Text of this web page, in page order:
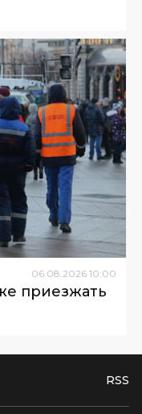
06.08.2026 10:00
приезжать
RSS